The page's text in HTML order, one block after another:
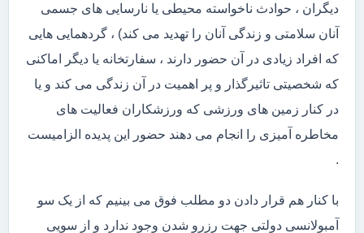
دیگران ، حوادث ناخواسته محیطی یا نارسایی های جسمی
آنان سلامتی و زندگی آنان را تهدید می کند) ، گردهمایی هایی
که افراد زیادی در آن حضور دارند ، سفارتخانه یا دیگر اماکنی
که شخصیتی تاثیرگذار و پر اهمیت در آن زندگی می کند و یا
در کنار زمین های ورزشی که ورزشکاران فعالیت های
مخاطره آمیزی را انجام می دهند حضور این پدیده الزامیست
.
با کنار هم قرار دادن دو مطلب فوق می بینیم که از یک سو
آمبولانسی دولتی جهت رزرو شدن وجود ندارد و از سویی